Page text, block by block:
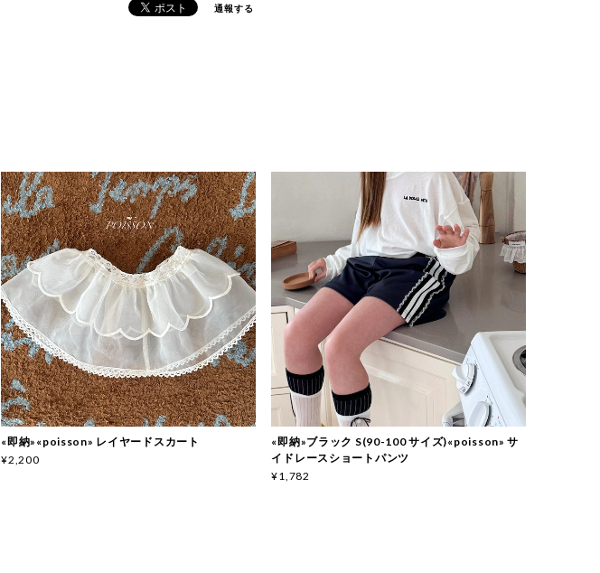
通報する
«即納»«poisson» レイヤードスカート
¥2,200
«即納»ブラック S(90-100 サイズ)«poisson» サ
イドレースショートパンツ
¥1,782